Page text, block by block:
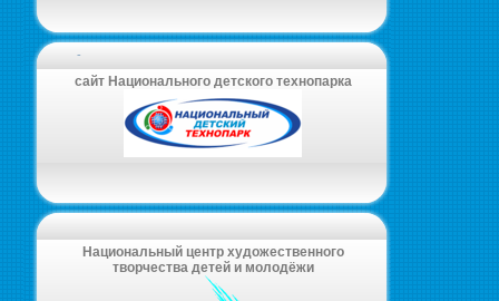
-
сайт Национального детского технопарка
Национальный центр художественного
творчества детей и молодёжи